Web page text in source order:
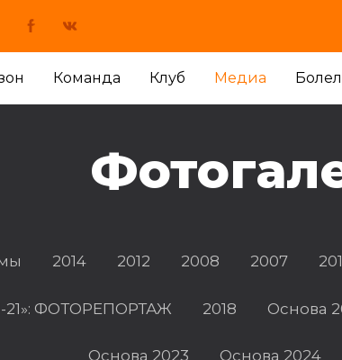
Команда Клуб Медиа
2014 2012 2008 2007
21»: ФОТОРЕПОРТАЖ 2018 Основа
Основа 2023 Основа 2024